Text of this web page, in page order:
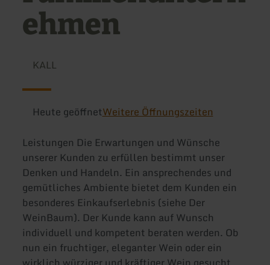
ehmen
KALL
Heute geöffnetWeitere Öffnungszeiten
Leistungen Die Erwartungen und Wünsche
unserer Kunden zu erfüllen bestimmt unser
Denken und Handeln. Ein ansprechendes und
gemütliches Ambiente bietet dem Kunden ein
besonderes Einkaufserlebnis (siehe Der
WeinBaum). Der Kunde kann auf Wunsch
individuell und kompetent beraten werden. Ob
nun ein fruchtiger, eleganter Wein oder ein